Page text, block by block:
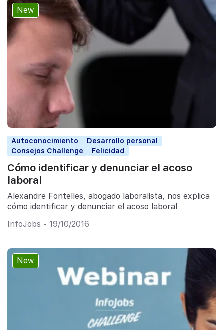
New
Autoconocimiento
Desarrollo personal
Consejos Challenge
Felicidad
Cómo identificar y denunciar el acoso
laboral
Alexandre Fontelles, abogado laboralista, nos explica
cómo identificar y denunciar el acoso laboral
InfoJobs - 19/10/2016
New